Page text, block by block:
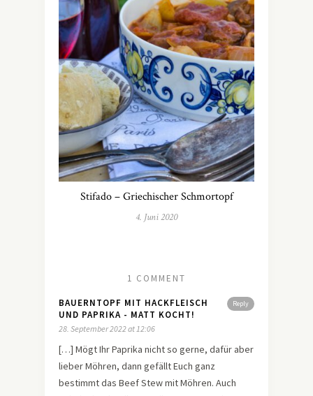
Stifado – Griechischer Schmortopf
4. Juni 2020
1 COMMENT
Reply
BAUERNTOPF MIT HACKFLEISCH
UND PAPRIKA - MATT KOCHT!
28. September 2022 at 12:06
[…] Mögt Ihr Paprika nicht so gerne, dafür aber
lieber Möhren, dann gefällt Euch ganz
bestimmt das Beef Stew mit Möhren. Auch